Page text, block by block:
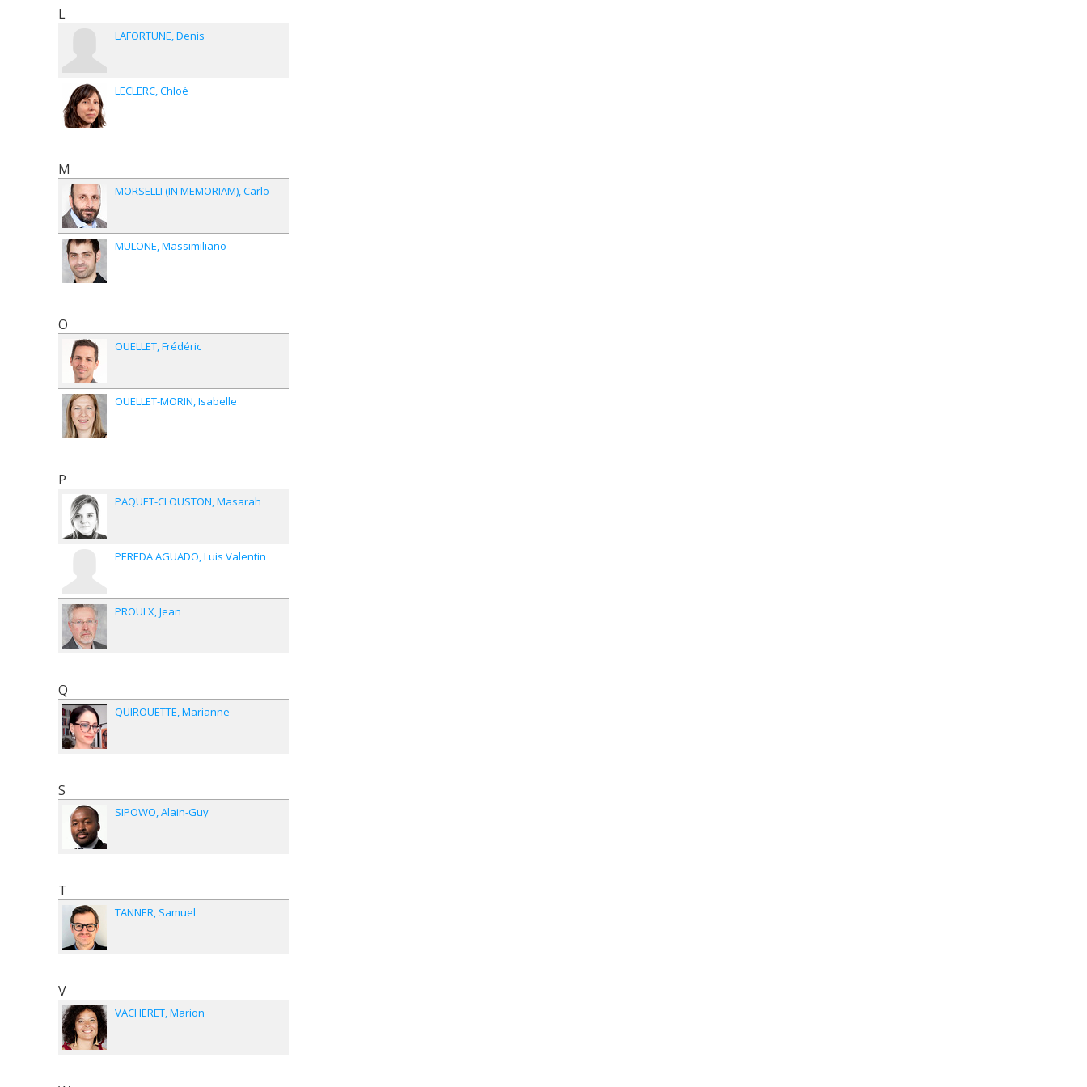
L
LAFORTUNE Denis
LECLERC Chloé
M
MORSELLI (IN MEMORIAM) Carlo
MULONE Massimiliano
O
OUELLET Frédéric
OUELLET-MORIN Isabelle
P
PAQUET-CLOUSTON Masarah
PEREDA AGUADO Luis Valentin
PROULX Jean
Q
QUIROUETTE Marianne
S
SIPOWO Alain-Guy
T
TANNER Samuel
V
VACHERET Marion